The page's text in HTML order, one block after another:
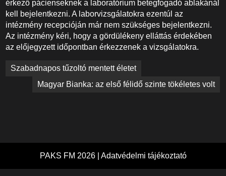
érkező pácienseknek a laboratórium betegfogadó ablakánál
kell bejelentkezni. A laborvizsgálatokra ezentúl az
intézmény recepcióján már nem szükséges bejelentkezni.
Az intézmény kéri, hogy a gördülékeny elláttás érdekében
az előjegyzett időpontban érkezzenek a vizsgálatokra.
Bejegyzés
navigáció
Szabadnapos tűzoltó mentett életet
Magyar Bianka: az első félidő szinte tökéletes volt
PAKS FM 2026 | Adatvédelmi tájékoztató